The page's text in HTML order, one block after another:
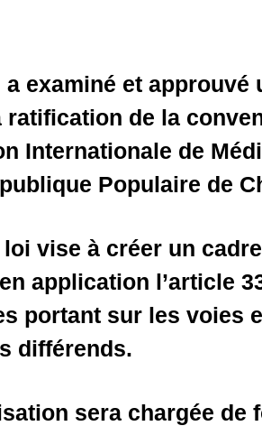
a examiné et approuvé
ratification de la
Internationale de
Populaire de
loi vise à créer un
application l’article
portant sur les voies
différends.
sera chargée de